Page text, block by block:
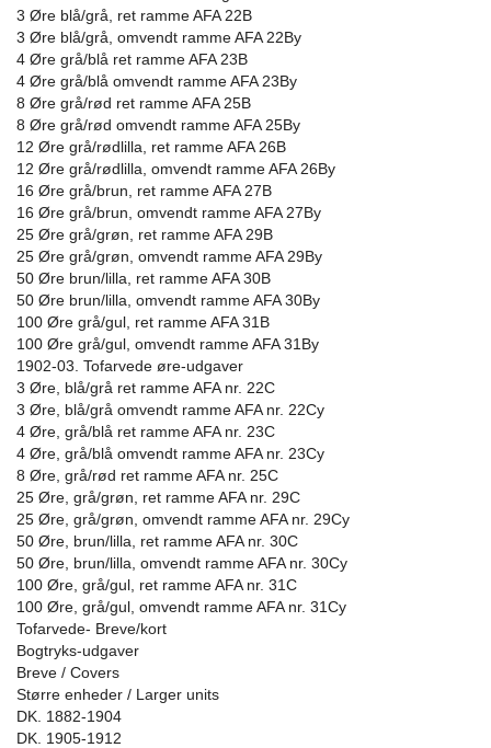
3 Øre blå/grå, ret ramme AFA 22B
3 Øre blå/grå, omvendt ramme AFA 22By
4 Øre grå/blå ret ramme AFA 23B
4 Øre grå/blå omvendt ramme AFA 23By
8 Øre grå/rød ret ramme AFA 25B
8 Øre grå/rød omvendt ramme AFA 25By
12 Øre grå/rødlilla, ret ramme AFA 26B
12 Øre grå/rødlilla, omvendt ramme AFA 26By
16 Øre grå/brun, ret ramme AFA 27B
16 Øre grå/brun, omvendt ramme AFA 27By
25 Øre grå/grøn, ret ramme AFA 29B
25 Øre grå/grøn, omvendt ramme AFA 29By
50 Øre brun/lilla, ret ramme AFA 30B
50 Øre brun/lilla, omvendt ramme AFA 30By
100 Øre grå/gul, ret ramme AFA 31B
100 Øre grå/gul, omvendt ramme AFA 31By
1902-03. Tofarvede øre-udgaver
3 Øre, blå/grå ret ramme AFA nr. 22C
3 Øre, blå/grå omvendt ramme AFA nr. 22Cy
4 Øre, grå/blå ret ramme AFA nr. 23C
4 Øre, grå/blå omvendt ramme AFA nr. 23Cy
8 Øre, grå/rød ret ramme AFA nr. 25C
25 Øre, grå/grøn, ret ramme AFA nr. 29C
25 Øre, grå/grøn, omvendt ramme AFA nr. 29Cy
50 Øre, brun/lilla, ret ramme AFA nr. 30C
50 Øre, brun/lilla, omvendt ramme AFA nr. 30Cy
100 Øre, grå/gul, ret ramme AFA nr. 31C
100 Øre, grå/gul, omvendt ramme AFA nr. 31Cy
Tofarvede- Breve/kort
Bogtryks-udgaver
Breve / Covers
Større enheder / Larger units
DK. 1882-1904
DK. 1905-1912